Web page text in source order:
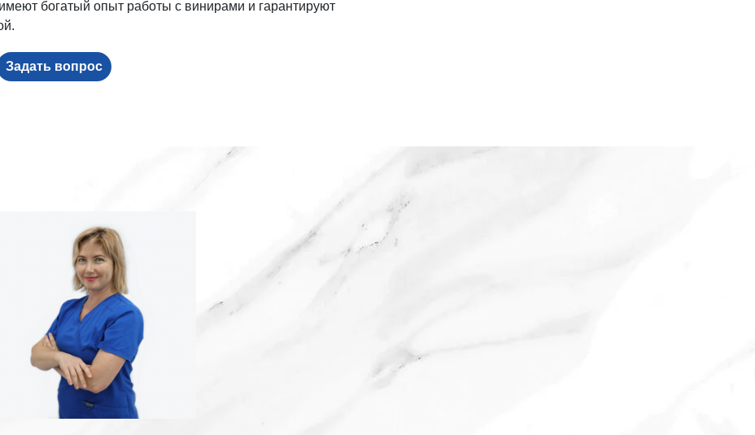
богатый опыт работы с винирами и гарантируют
Задать вопрос